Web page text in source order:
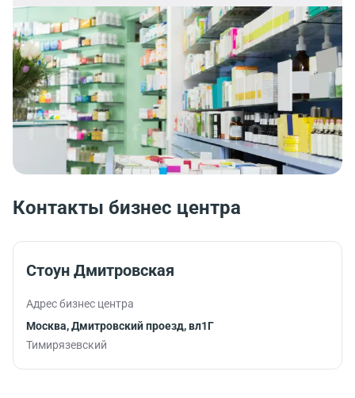
Контакты бизнес центра
Стоун Дмитровская
Адрес бизнес центра
Москва, Дмитровский проезд, вл1Г
Тимирязевский